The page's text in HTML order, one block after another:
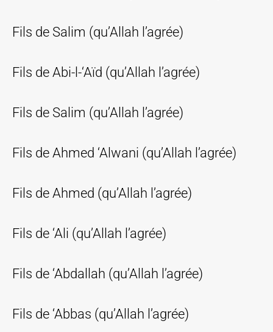
Fils de Salim (qu’Allah l’agrée)
Fils de Abi-l-‘Aïd (qu’Allah l’agrée)
Fils de Salim (qu’Allah l’agrée)
Fils de Ahmed ‘Alwani (qu’Allah l’agrée)
Fils de Ahmed (qu’Allah l’agrée)
Fils de ‘Ali (qu’Allah l’agrée)
Fils de ‘Abdallah (qu’Allah l’agrée)
Fils de ‘Abbas (qu’Allah l’agrée)